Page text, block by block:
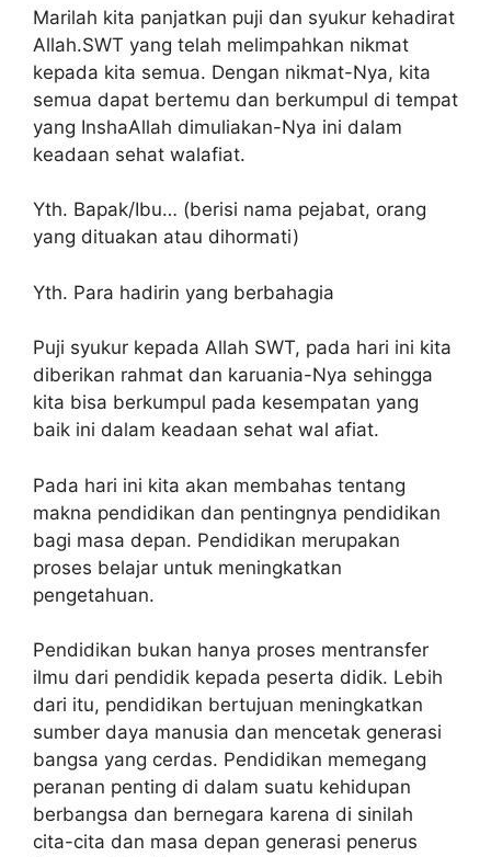
Marilah kita panjatkan puji dan syukur kehadirat
Allah.SWT yang telah melimpahkan nikmat
kepada kita semua. Dengan nikmat-Nya, kita
semua dapat bertemu dan berkumpul di tempat
yang InshaAllah dimuliakan-Nya ini dalam
keadaan sehat walafiat.
Yth. Bapak/Ibu… (berisi nama pejabat, orang
yang dituakan atau dihormati)
Yth. Para hadirin yang berbahagia
Puji syukur kepada Allah SWT, pada hari ini kita
diberikan rahmat dan karuania-Nya sehingga
kita bisa berkumpul pada kesempatan yang
baik ini dalam keadaan sehat wal afiat.
Pada hari ini kita akan membahas tentang
makna pendidikan dan pentingnya pendidikan
bagi masa depan. Pendidikan merupakan
proses belajar untuk meningkatkan
pengetahuan.
Pendidikan bukan hanya proses mentransfer
ilmu dari pendidik kepada peserta didik. Lebih
dari itu, pendidikan bertujuan meningkatkan
sumber daya manusia dan mencetak generasi
bangsa yang cerdas. Pendidikan memegang
peranan penting di dalam suatu kehidupan
berbangsa dan bernegara karena di sinilah
cita-cita dan masa depan generasi penerus